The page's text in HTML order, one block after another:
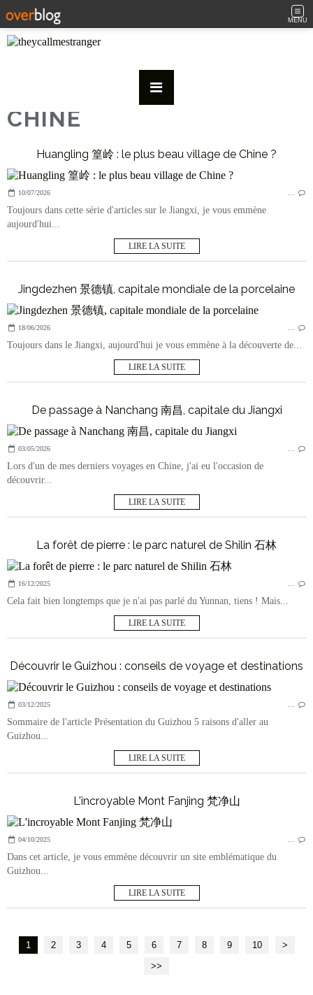
MENU
CHINE
Huangling 篁岭 : le plus beau village de Chine ?
10/07/2026 …
Toujours dans cette série d'articles sur le Jiangxi, je vous emmène
aujourd'hui...
LIRE LA SUITE
Jingdezhen 景德镇, capitale mondiale de la porcelaine
18/06/2026 …
Toujours dans le Jiangxi, aujourd'hui je vous emmène à la découverte de...
LIRE LA SUITE
De passage à Nanchang 南昌, capitale du Jiangxi
03/05/2026 …
Lors d'un de mes derniers voyages en Chine, j'ai eu l'occasion de
découvrir...
LIRE LA SUITE
La forêt de pierre : le parc naturel de Shilin 石林
16/12/2025 …
Cela fait bien longtemps que je n'ai pas parlé du Yunnan, tiens ! Mais...
LIRE LA SUITE
Découvrir le Guizhou : conseils de voyage et destinations
03/12/2025 …
Sommaire de l'article Présentation du Guizhou 5 raisons d'aller au
Guizhou...
LIRE LA SUITE
L'incroyable Mont Fanjing 梵净山
04/10/2025 …
Dans cet article, je vous emmène découvrir un site emblématique du
Guizhou...
LIRE LA SUITE
1 2 3 4 5 6 7 8 9 10 20
>
>>